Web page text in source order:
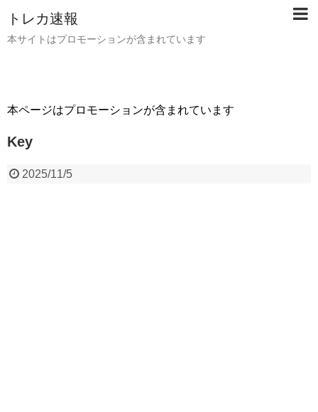
トレカ速報
本サイトはプロモーションが含まれています
本ページはプロモーションが含まれています
Key
2025/11/5